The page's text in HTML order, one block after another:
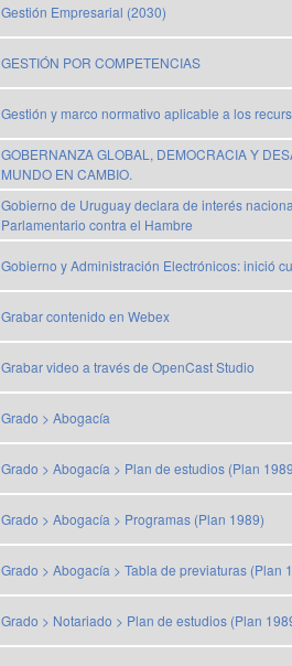
Gestión Empresarial (2030)
GESTIÓN POR COMPETENCIAS
Gestión y marco normativo aplicable a los
GOBERNANZA GLOBAL, DEMOCRACIA Y
MUNDO EN CAMBIO.
Gobierno de Uruguay declara de interés
Parlamentario contra el Hambre
Gobierno y Administración Electrónicos: inició
Grabar contenido en Webex
Grabar video a través de OpenCast Studio
Grado > Abogacía
Grado > Abogacía > Plan de estudios (Plan
Grado > Abogacía > Programas (Plan 1989)
Grado > Abogacía > Tabla de previaturas (Plan
Grado > Notariado > Plan de estudios (Plan